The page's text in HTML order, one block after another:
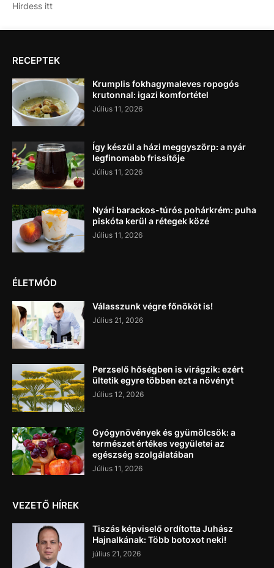
Hirdess itt
RECEPTEK
Krumplis fokhagymaleves ropogós
krutonnal: igazi komfortétel
Július 11, 2026
Így készül a házi meggyszörp: a nyár
legfinomabb frissítője
Július 11, 2026
Nyári barackos-túrós pohárkrém: puha
piskóta kerül a rétegek közé
Július 11, 2026
ÉLETMÓD
Válasszunk végre főnököt is!
Július 21, 2026
Perzselő hőségben is virágzik: ezért
ültetik egyre többen ezt a növényt
Július 12, 2026
Gyógynövények és gyümölcsök: a
természet értékes vegyületei az
egészség szolgálatában
Július 11, 2026
VEZETŐ HÍREK
Tiszás képviselő ordította Juhász
Hajnalkának: Több botoxot neki!
július 21, 2026